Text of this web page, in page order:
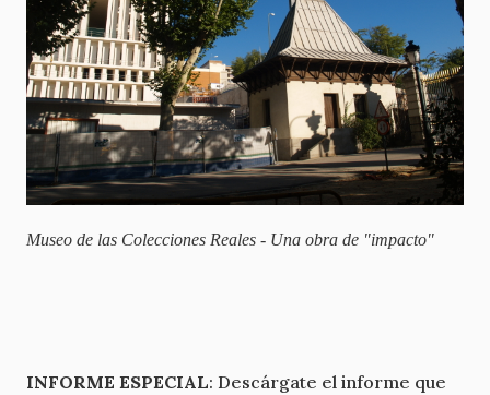
Museo de las Colecciones Reales - Una obra de "impacto"
INFORME ESPECIAL: Descárgate el informe que